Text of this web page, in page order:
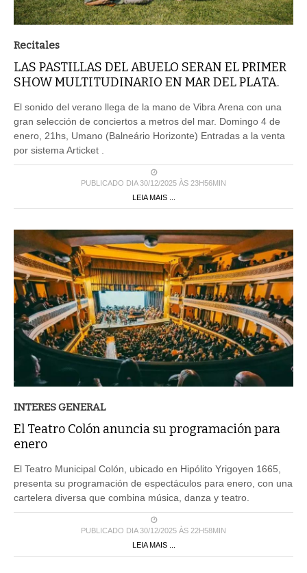
Recitales
LAS PASTILLAS DEL ABUELO SERAN EL PRIMER
SHOW MULTITUDINARIO EN MAR DEL PLATA.
El sonido del verano llega de la mano de Vibra Arena con una
gran selección de conciertos a metros del mar. Domingo 4 de
enero, 21hs, Umano (Balneário Horizonte) Entradas a la venta
por sistema Articket .
PUBLICADO DIA 30/12/2025 ÀS 23H56MIN
LEIA MAIS ...
INTERES GENERAL
El Teatro Colón anuncia su programación para
enero
El Teatro Municipal Colón, ubicado en Hipólito Yrigoyen 1665,
presenta su programación de espectáculos para enero, con una
cartelera diversa que combina música, danza y teatro.
PUBLICADO DIA 30/12/2025 ÀS 22H58MIN
LEIA MAIS ...